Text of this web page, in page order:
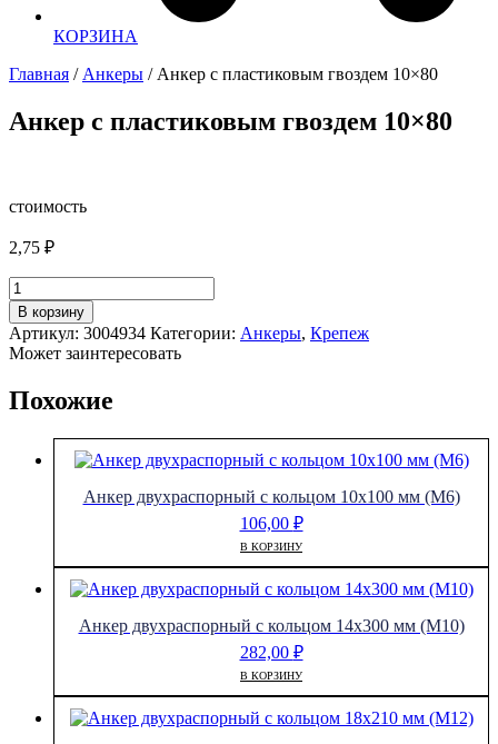
КОРЗИНА
Главная / Анкеры / Анкер с пластиковым гвоздем 10×80
Анкер с пластиковым гвоздем 10×80
стоимость
2,75 ₽
Количество
товара
Анкер
с
пластиковым
10x80
В корзину
Артикул: 3004934 Категории: Анкеры, Крепеж
Может заинтересовать
Похожие
Анкер двухраспорный с кольцом 10х100 мм (М6)
106,00 ₽
В КОРЗИНУ
Анкер двухраспорный с кольцом 14х300 мм (М10)
282,00 ₽
В КОРЗИНУ